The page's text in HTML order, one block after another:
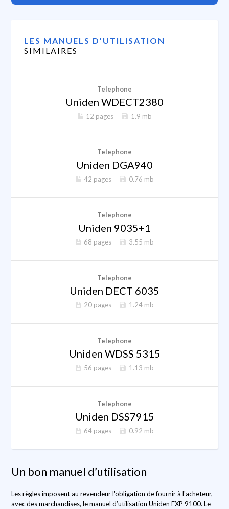
LES MANUELS D’UTILISATION
SIMILAIRES
Telephone
Uniden WDECT2380
12 pages 1.9 mb
Telephone
Uniden DGA940
42 pages 0.76 mb
Telephone
Uniden 9035+1
68 pages 3.55 mb
Telephone
Uniden DECT 6035
20 pages 1.24 mb
Telephone
Uniden WDSS 5315
56 pages 1.13 mb
Telephone
Uniden DSS7915
64 pages 0.92 mb
Un bon manuel d’utilisation
Les règles imposent au revendeur l'obligation de fournir à l'acheteur,
avec des marchandises, le manuel d’utilisation Uniden EXP 9100. Le